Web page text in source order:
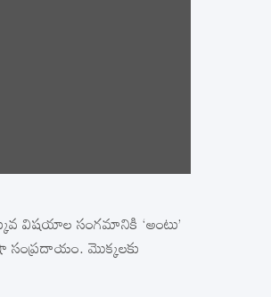
విషయాల సంగమానికి ‘అంటు’
సంప్రదాయం. మొక్కలకు